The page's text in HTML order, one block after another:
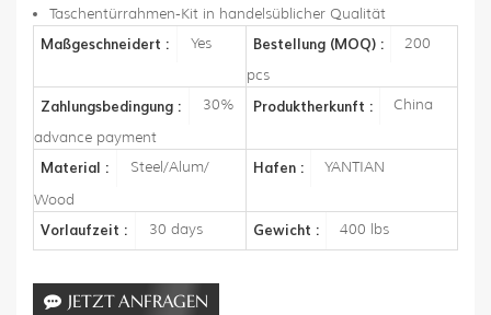
Taschentürrahmen-Kit in handelsüblicher Qualität
Maßgeschneidert : Yes Bestellung (MOQ) :
200
pcs
Zahlungsbedingung :
30%
advance payment
Produktherkunft : China
Material :
Steel/Alum/
Wood
Hafen : YANTIAN
Vorlaufzeit : 30 days Gewicht : 400 lbs
JETZT ANFRAGEN